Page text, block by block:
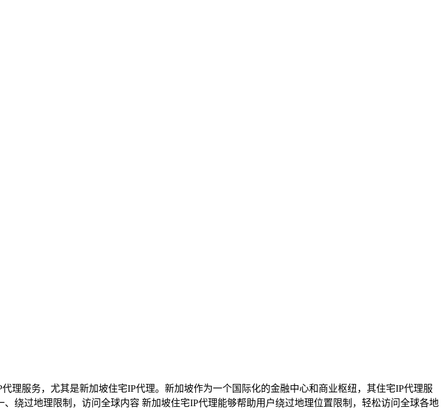
理服务，尤其是新加坡住宅IP代理。新加坡作为一个国际化的金融中心和商业枢纽，其住宅IP代理服
绕过地理限制，访问全球内容 新加坡住宅IP代理能够帮助用户绕过地理位置限制，轻松访问全球各地